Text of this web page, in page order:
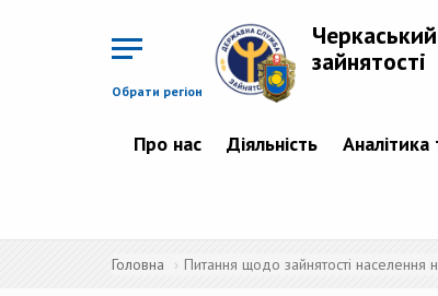
Обрати регіон
зайнятості
Про нас Діяльність Аналітика
Головна Питання щодо зайнятості населення